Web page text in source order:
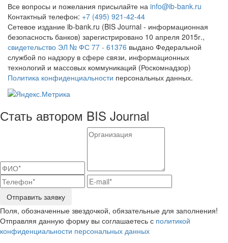
Все вопросы и пожелания присылайте на info@ib-bank.ru
Контактный телефон: +7 (495) 921-42-44
Сетевое издание ib-bank.ru (BIS Journal - информационная
безопасность банков) зарегистрировано 10 апреля 2015г.,
свидетельство ЭЛ № ФС 77 - 61376 выдано Федеральной
службой по надзору в сфере связи, информационных
технологий и массовых коммуникаций (Роскомнадзор)
Политика конфиденциальности персональных данных.
Стать автором BIS Journal
Отправить заявку
Поля, обозначенные звездочкой, обязательные для заполнения!
Отправляя данную форму вы соглашаетесь с политикой
конфиденциальности персональных данных